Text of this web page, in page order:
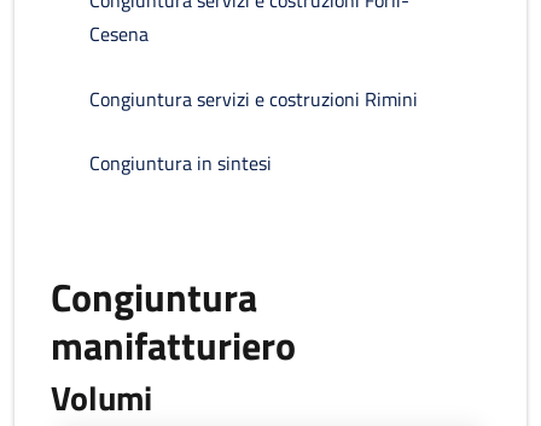
Cesena
Congiuntura servizi e costruzioni Rimini
Congiuntura in sintesi
Congiuntura
manifatturiero
Volumi